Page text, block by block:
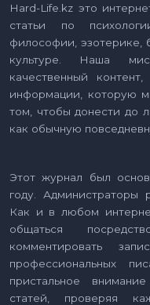
Hard-Life.kz это
статьи по
философии, эзотерике,
культуре. Наша
качественный
информации, которую
том, чтобы донести до
как обычную
Этот журнал был
году. Администраторы
Как и в любом
общаться
комментировать
профессиональных
пристальное
статей, проверяя